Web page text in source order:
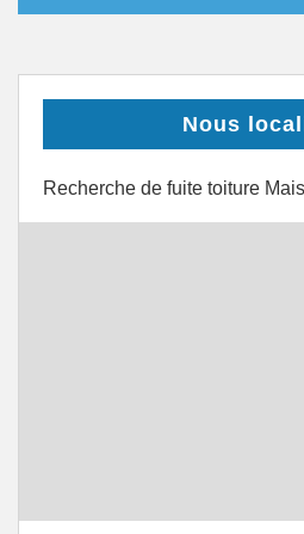
Nous
Recherche de fuite toiture